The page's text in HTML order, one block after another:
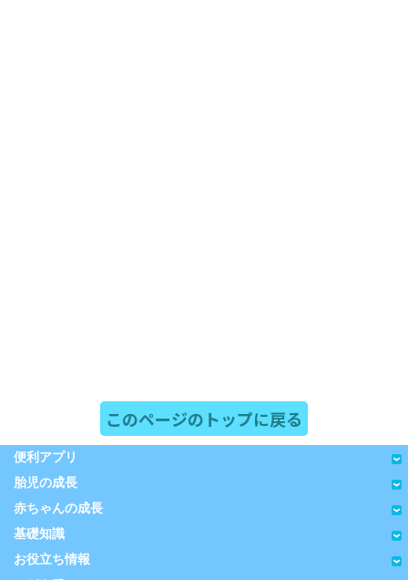
このページのトップに戻る
便利アプリ
胎児の成長
赤ちゃんの成長
基礎知識
お役立ち情報